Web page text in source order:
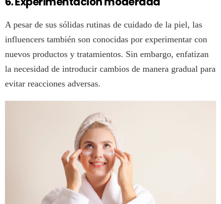
A pesar de sus sólidas rutinas de cuidado de la piel, las
influencers también son conocidas por experimentar con
nuevos productos y tratamientos. Sin embargo, enfatizan
la necesidad de introducir cambios de manera gradual para
evitar reacciones adversas.